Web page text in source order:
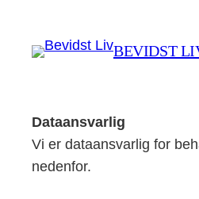
indhold
BEVIDST
Dataansvarlig
Vi er dataansvarlig for
nedenfor.